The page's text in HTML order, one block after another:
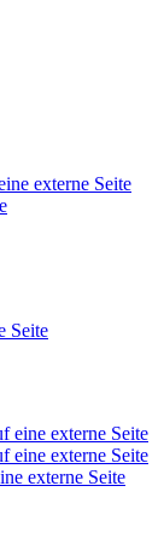
externe Seite
Seite
eine externe Seite
eine externe Seite
externe Seite